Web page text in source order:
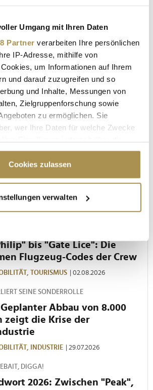
Umgang mit Ihren Daten
Partner verarbeiten Ihre persönlichen
IP-Adresse, mithilfe von
um Informationen auf Ihrem
und darauf zuzugreifen und so
und Inhalte, Messungen von
Zielgruppenforschung sowie
zu ermöglichen. Sie
wer Ihre Daten für welche Zwecke
oder durch Klicken auf das Privacy
oder widerrufen
über Ihre geografische Lage
bis auf einige Meter genau sein
(Fingerprinting) identifizieren
darüber, wie Ihre persönlichen Daten
und legen Sie Ihre Präferenzen im
fest.
um Inhalte und Anzeigen zu
für soziale Medien anbieten
Zugriffe auf unsere Website zu
geben wir Informationen zu Ihrer
und Analysen weiter. Unsere
Informationen möglicherweise mit
Cookies zulassen
verwalten
bis "Gate Lice": Die
Flugzeug-Codes der Crew
TOURISMUS | 02.08.2026
SEINE SONDERROLLE
Geplanter Abbau von 8.000
zeigt die Krise der
INDUSTRIE | 29.07.2026
DIGGA!
2026: Zwischen "Peak",